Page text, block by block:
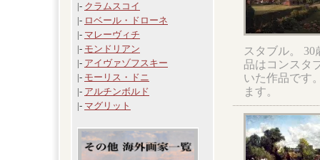
|- クラムスコイ
|- ロベール・ドローネ
|- マレーヴィチ
|- モンドリアン
|- アイヴァゾフスキー
|- モーリス・ドニ
|- アルチンボルド
|- マグリット
スタブル。
品はコンスタ
いた作品です
ます。